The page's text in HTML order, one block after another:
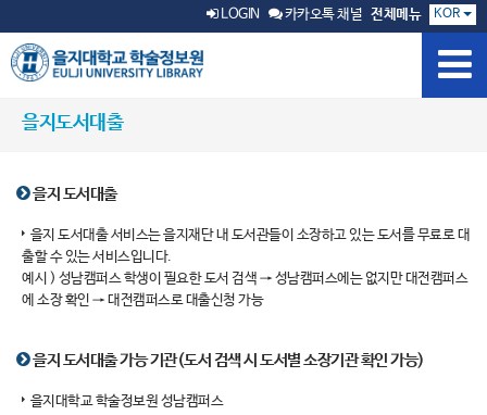
LOGIN 카카오톡 채널 전체메뉴 KOR
을지도서대출
을지 도서대출
을지 도서대출 서비스는 을지재단 내 도서관들이 소장하고 있는 도서를 무료로 대
출할 수 있는 서비스입니다.
예시 ) 성남캠퍼스 학생이 필요한 도서 검색 → 성남캠퍼스에는 없지만 대전캠퍼스
에 소장 확인 → 대전캠퍼스로 대출신청 가능
을지 도서대출 가능 기관(도서 검색 시 도서별 소장기관 확인 가능)
을지대학교 학술정보원 성남캠퍼스